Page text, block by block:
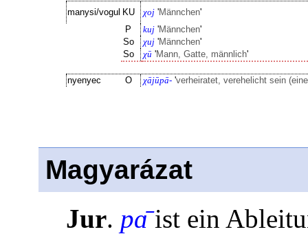
manysi/vogul KU χoj 'Männchen'
P
kuj 'Männchen'
So
χuj 'Männchen'
So
χū 'Mann, Gatte, männlich'
nyenyec O χājūpā- 'verheiratet, verehelicht sein
Magyarázat
Jur. pɑ̄ist ein